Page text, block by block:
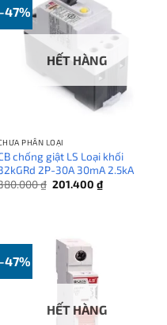
-47%
HẾT HÀNG
PHÂN LOẠI
chống giật LS Loại khối
2P-30A 30mA 2.5kA
₫ Giá
gốc
201.400 ₫Giá
hiện
-47%
HẾT HÀNG